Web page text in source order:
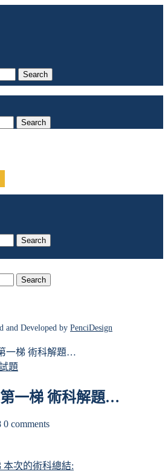
Search
Search
Search
Search
and Developed by PenciDesign
一梯 術科解題…
題
一梯 術科解題…
0 comments
本次的術科總結: